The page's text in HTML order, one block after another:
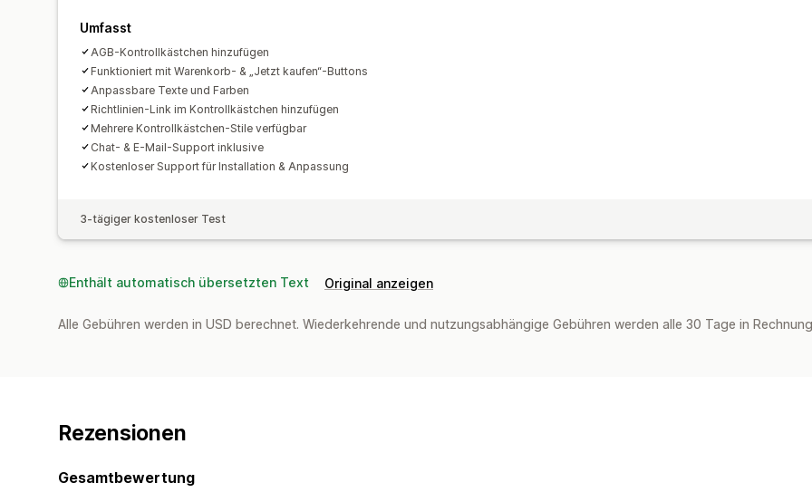
Umfasst
AGB-Kontrollkästchen hinzufügen
Funktioniert mit Warenkorb- & „Jetzt kaufen“-Buttons
Anpassbare Texte und Farben
Richtlinien-Link im Kontrollkästchen hinzufügen
Mehrere Kontrollkästchen-Stile verfügbar
Chat- & E-Mail-Support inklusive
Kostenloser Support für Installation & Anpassung
3-tägiger kostenloser Test
Enthält automatisch übersetzten Text Original anzeigen
Alle Gebühren werden in USD berechnet. Wiederkehrende und nutzungsabhängige Gebühren werden alle 30 Tage in
Rezensionen
Gesamtbewertung